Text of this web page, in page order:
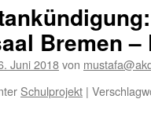
Bremen
Juni 2018von
Schulprojekt |